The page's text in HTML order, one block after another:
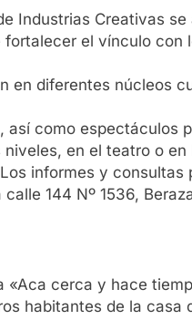
Industrias Creativas
el vínculo con
en diferentes núcleos
como espectáculos
en el teatro o
informes y
144 Nº 1536,
cerca y hace
habitantes de la casa